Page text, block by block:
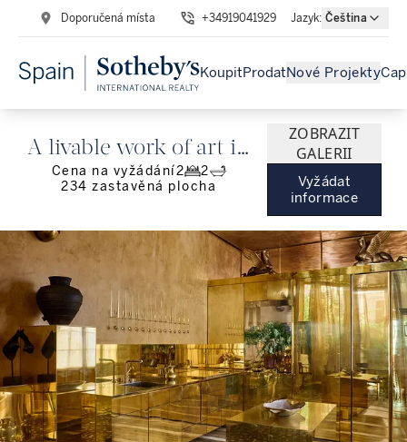
Doporučená místa +34919041929 Jazyk: Čeština
KoupitProdatNové Projekty
A livable work of art in
the heart of Chamberí.
Cena na vyžádání2
2
234 zastavěná plocha
ZOBRAZIT
GALERII
Vyžádat
informace